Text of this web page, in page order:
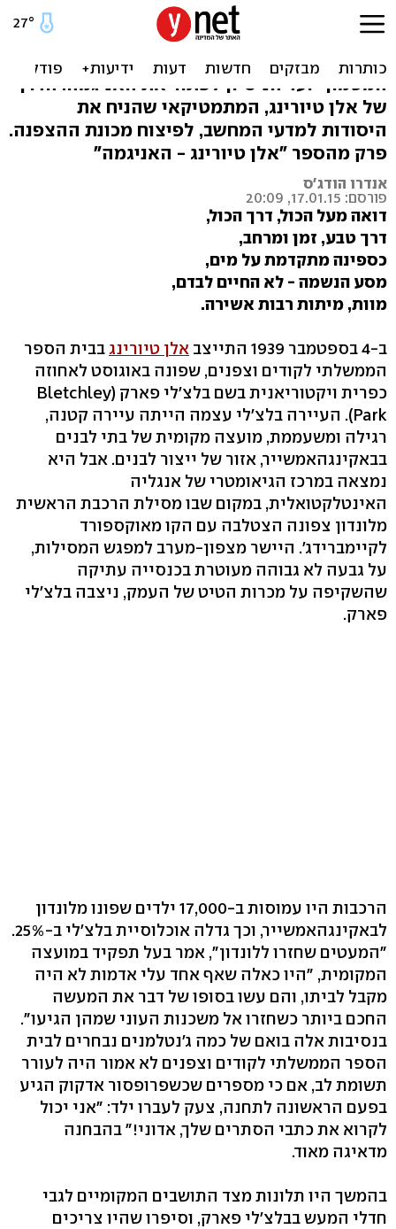
לפצח את הצופן הנאצי
מקודים פשוטים יחסית, דרך צפני "חפש את
המטמון" ועד הניסיון לפתור את האניגמה. הדרך
של אלן טיורינג, המתמטיקאי שהניח את
היסודות למדעי המחשב, לפיצוח מכונת ההצפנה.
פרק מהספר "אלן טיורינג - האניגמה"
אנדרו הודג'ס
פורסם: 17.01.15, 20:09
דואה מעל הכול, דרך הכול,
דרך טבע, זמן ומרחב,
כספינה מתקדמת על מים,
מסע הנשמה - לא החיים לבדם,
מוות, מיתות רבות אשירה.
ב-4 בספטמבר 1939 התייצב אלן טיורינג בבית הספר
הממשלתי לקודים וצפנים, שפונה באוגוסט לאחוזה
כפרית ויקטוריאנית בשם בלצ'לי פארק (Bletchley
Park). העיירה בלצ'לי עצמה הייתה עיירה קטנה,
רגילה ומשעממת, מועצה מקומית של בתי לבנים
בבאקינגהאמשייר, אזור של ייצור לבנים. אבל היא
נמצאה במרכז הגיאומטרי של אנגליה
האינטלקטואלית, במקום שבו מסילת הרכבת הראשית
מלונדון צפונה הצטלבה עם הקו מאוקספורד
לקיימברידג'. היישר מצפון-מערב למפגש המסילות,
על גבעה לא גבוהה מעוטרת בכנסייה עתיקה
שהשקיפה על מכרות הטיט של העמק, ניצבה בלצ'לי
פארק.
הרכבות היו עמוסות ב-17,000 ילדים שפונו מלונדון
לבאקינגהאמשייר, וכך גדלה אוכלוסיית בלצ'לי ב-25%.
"המעטים שחזרו ללונדון", אמר בעל תפקיד במועצה
המקומית, "היו כאלה שאף אחד עלי אדמות לא היה
מקבל לביתו, והם עשו בסופו של דבר את המעשה
החכם ביותר כשחזרו אל משכנות העוני שמהן הגיעו".
בנסיבות אלה בואם של כמה ג'נטלמנים נבחרים לבית
הספר הממשלתי לקודים וצפנים לא אמור היה לעורר
תשומת לב, אם כי מספרים שכשפרופסור אדקוק הגיע
בפעם הראשונה לתחנה, צעק לעברו ילד: "אני יכול
לקרוא את כתבי הסתרים שלך, אדוני!" בהבחנה
מדאיגה מאוד.
בהמשך היו תלונות מצד התושבים המקומיים לגבי
חדלי המעש בבלצ'לי פארק, וסיפרו שהיו צריכים